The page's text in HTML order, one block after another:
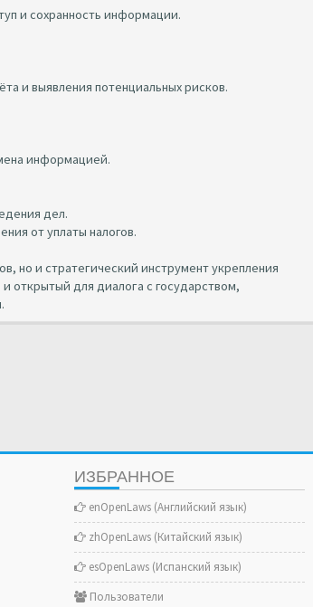
и сохранность информации.
и выявления потенциальных рисков.
информацией.
дел.
от уплаты налогов.
но и стратегический инструмент укрепления
открытый для диалога с государством,
ИЗБРАННОЕ
enOpenLaws (Английский язык)
zhOpenLaws (Китайский язык)
esOpenLaws (Испанский язык)
Пользователи